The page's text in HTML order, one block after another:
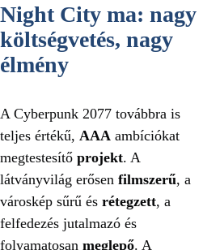
Night City ma: nagy
költségvetés, nagy
élmény
A Cyberpunk 2077 továbbra is
teljes értékű, AAA ambíciókat
megtestesítő projekt. A
látványvilág erősen filmszerű, a
városkép sűrű és rétegzett, a
felfedezés jutalmazó és
folyamatosan meglepő. A